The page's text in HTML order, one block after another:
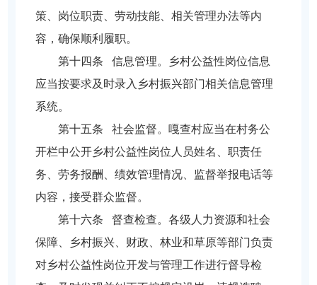
策、岗位职责、劳动技能、相关管理办法等内
容，确保顺利履职。
第十四条 信息管理。乡村公益性岗位信息
应当按要求及时录入乡村振兴部门相关信息管理
系统。
第十五条 社会监督。嘎查村应当在村务公
开栏中公开乡村公益性岗位人员姓名、职责任
务、劳务报酬、绩效管理情况、监督举报电话等
内容，接受群众监督。
第十六条 督查检查。各级人力资源和社会
保障、乡村振兴、财政、林业和草原等部门负责
对乡村公益性岗位开发与管理工作进行督导检